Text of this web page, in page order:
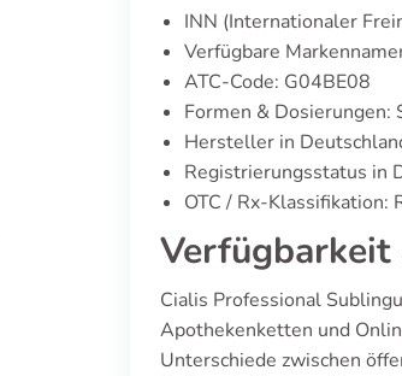
INN (Internationaler
Verfügbare
ATC-Code: G04BE08
Formen &
Hersteller in
Registrierungsstatus in
OTC / Rx-
Cialis Professional
Apothekenketten und
Unterschiede zwischen